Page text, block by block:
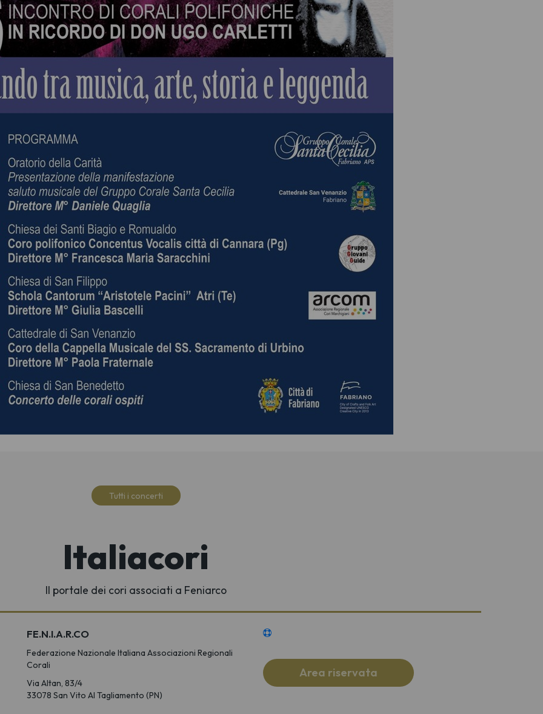
Tutti i concerti
Italiacori
Il portale dei cori associati a Feniarco
FE.N.I.A.R.CO
Federazione Nazionale Italiana Associazioni Regionali
Corali
Via Altan, 83/4
33078 San Vito Al Tagliamento (PN)
Area riservata